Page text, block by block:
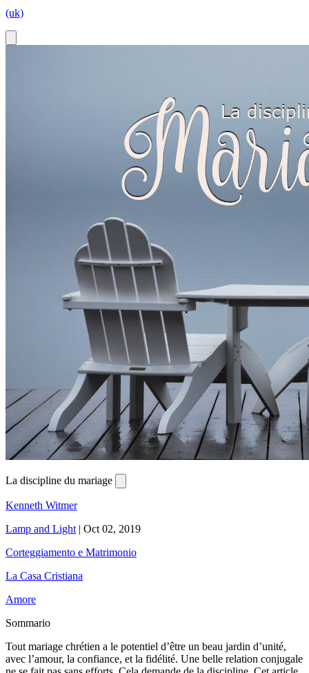
(uk)
La discipline du mariage
Kenneth Witmer
Lamp and Light | Oct 02, 2019
Corteggiamento e Matrimonio
La Casa Cristiana
Amore
Sommario
Tout mariage chrétien a le potentiel d’être un beau jardin d’unité,
avec l’amour, la confiance, et la fidélité. Une belle relation conjugale